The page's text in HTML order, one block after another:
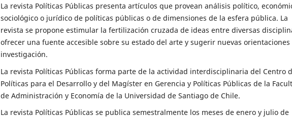
La revista Políticas Públicas presenta artículos que provean análisis político,
sociológico o jurídico de políticas públicas o de dimensiones de la esfera pública. La
revista se propone estimular la fertilización cruzada de ideas entre diversas
ofrecer una fuente accesible sobre su estado del arte y sugerir nuevas orientaciones
investigación.
La revista Políticas Públicas forma parte de la actividad interdisciplinaria del Centro
Políticas para el Desarrollo y del Magíster en Gerencia y Políticas Públicas de la
de Administración y Economía de la Universidad de Santiago de Chile.
La revista Políticas Públicas se publica semestralmente los meses de enero y julio de